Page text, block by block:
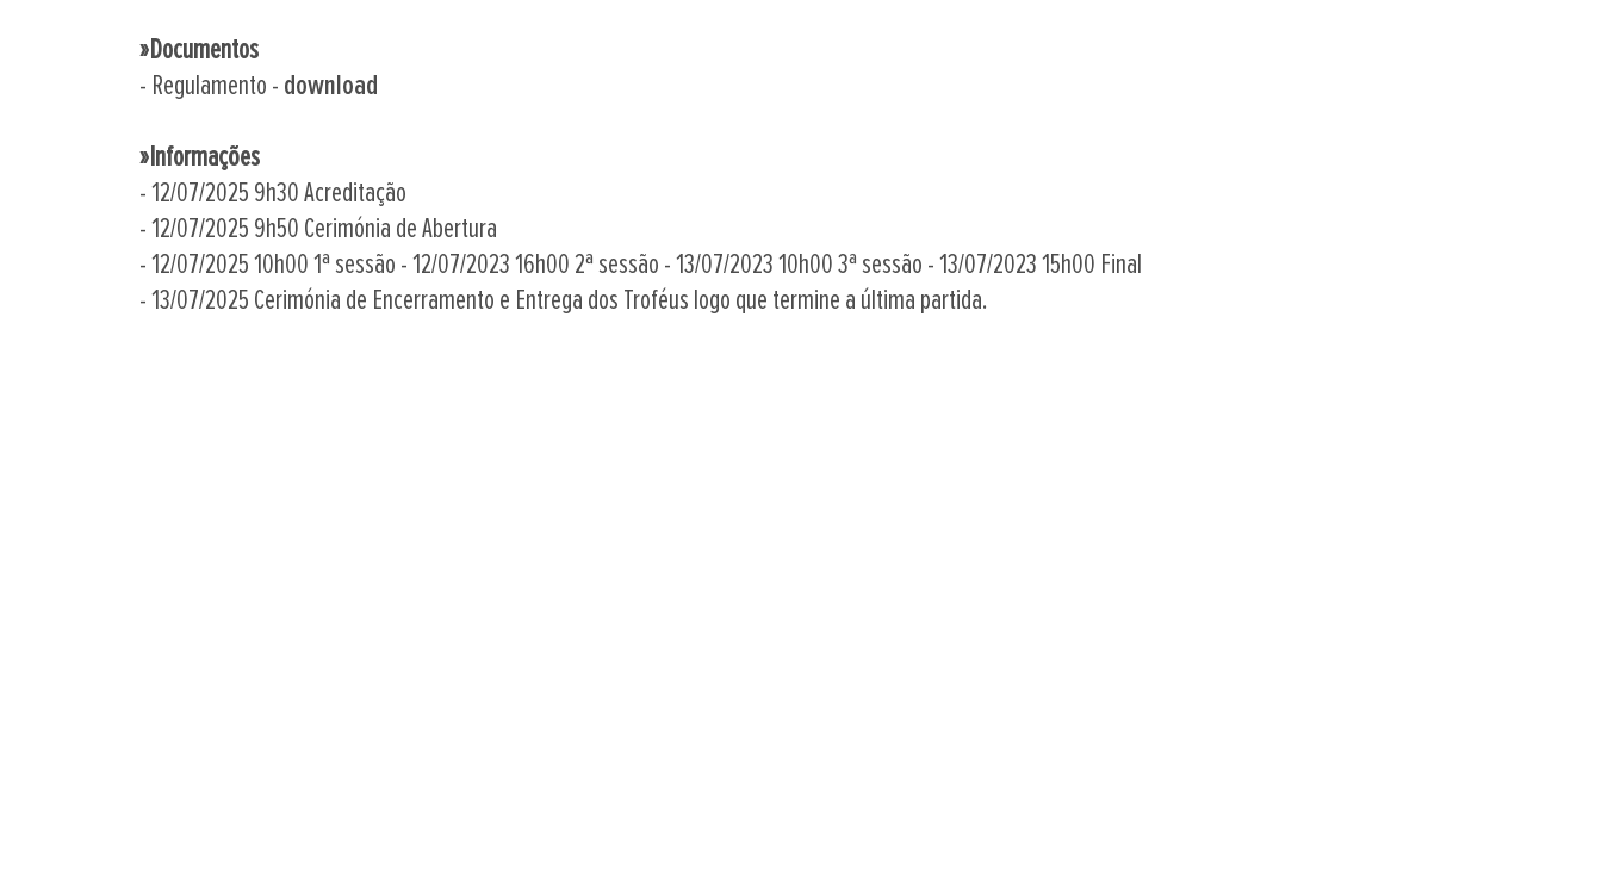
»Documentos
- Regulamento - download
»Informações
- 12/07/2025 9h30 Acreditação
- 12/07/2025 9h50 Cerimónia de Abertura
- 12/07/2025 10h00 1ª sessão - 12/07/2023 16h00 2ª sessão - 13/07/2023 10h00 3ª sessão - 13/07/2023 15h00 Final
- 13/07/2025 Cerimónia de Encerramento e Entrega dos Troféus logo que termine a última partida.